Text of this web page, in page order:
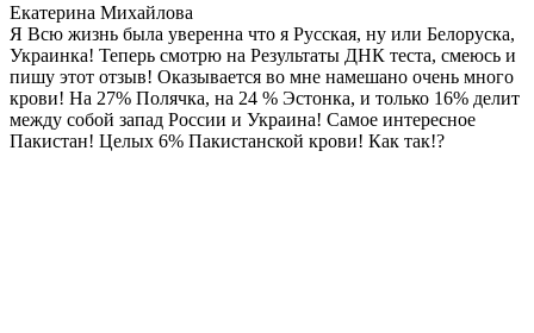
Екатерина Михайлова
Я Всю жизнь была уверенна что я Русская, ну или Белоруска,
Украинка! Теперь смотрю на Результаты ДНК теста, смеюсь и
пишу этот отзыв! Оказывается во мне намешано очень много
крови! На 27% Полячка, на 24 % Эстонка, и только 16% делит
между собой запад России и Украина! Самое интересное
Пакистан! Целых 6% Пакистанской крови! Как так!?